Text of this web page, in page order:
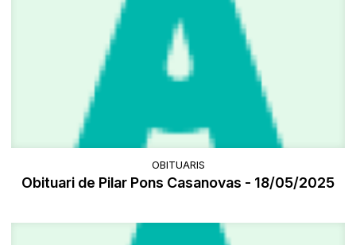
OBITUARIS
Obituari de Pilar Pons Casanovas - 18/05/2025